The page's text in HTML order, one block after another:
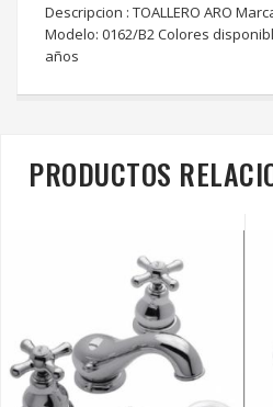
Descripcion : TOALLERO ARO
Modelo: 0162/B2 Colores
años
PRODUCTOS